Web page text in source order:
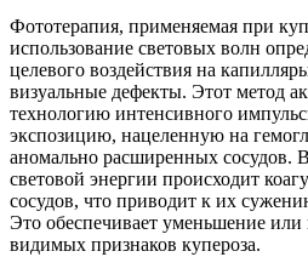
Фототерапия, применяемая при
использование световых волн
целевого воздействия на
визуальные дефекты. Этот метод
технологию интенсивного
экспозицию, нацеленную на
аномально расширенных сосудов.
световой энергии происходит
сосудов, что приводит к их
Это обеспечивает уменьшение или
видимых признаков купероза.